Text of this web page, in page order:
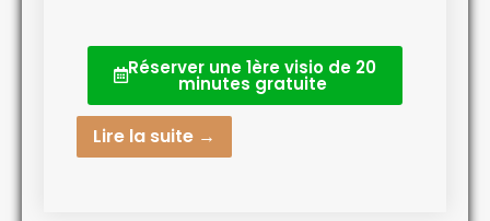
Réserver une 1ère visio de 20
minutes gratuite
Lire la suite →